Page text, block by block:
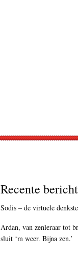
Recente
Sodis – de virtuele
Ardan, van zenleraar tot
sluit ‘m weer. Bijna zen.’